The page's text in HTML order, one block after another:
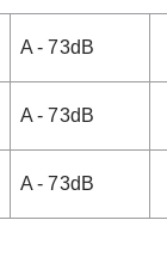
A - 73dB
A - 73dB
A - 73dB